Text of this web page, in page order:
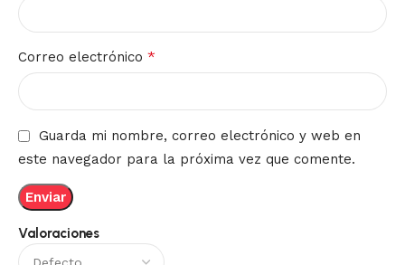
Valoraciones
Correo electrónico *
Guarda mi nombre, correo electrónico y web en
este navegador para la próxima vez que comente.